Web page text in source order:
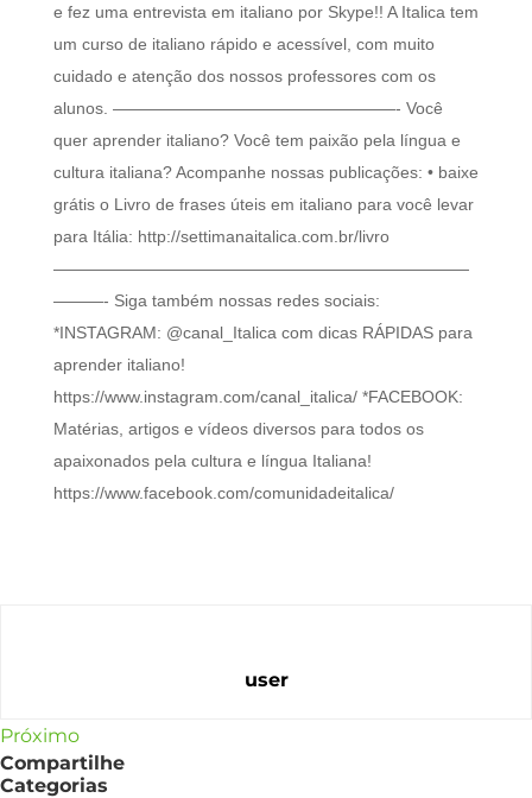
e fez uma entrevista em italiano por Skype!! A Italica tem
um curso de italiano rápido e acessível, com muito
cuidado e atenção dos nossos professores com os
alunos. —————————————————- Você
quer aprender italiano? Você tem paixão pela língua e
cultura italiana? Acompanhe nossas publicações: • baixe
grátis o Livro de frases úteis em italiano para você levar
para Itália: http://settimanaitalica.com.br/livro
—————————————————————————
———- Siga também nossas redes sociais:
*INSTAGRAM: @canal_Italica com dicas RÁPIDAS para
aprender italiano!
https://www.instagram.com/canal_italica/ *FACEBOOK:
Matérias, artigos e vídeos diversos para todos os
apaixonados pela cultura e língua Italiana!
https://www.facebook.com/comunidadeitalica/
user
Próximo
Compartilhe
Categorias